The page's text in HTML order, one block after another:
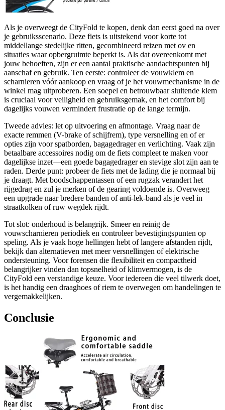
Als je overweegt de CityFold te kopen, denk dan eerst goed na over
je gebruiksscenario. Deze fiets is uitstekend voor korte tot
middellange stedelijke ritten, gecombineerd reizen met ov en
situaties waar opbergruimte beperkt is. Als dat overeenkomt met
jouw behoeften, zijn er een aantal praktische aandachtspunten bij
aanschaf en gebruik. Ten eerste: controleer de vouwklem en
scharnieren vóór aankoop en vraag of je het vouwmechanisme in de
winkel mag uitproberen. Een soepel en betrouwbaar sluitende klem
is cruciaal voor veiligheid en gebruiksgemak, en het comfort bij
dagelijks vouwen vermindert frustratie op de lange termijn.
Tweede advies: let op uitvoering en afmontage. Vraag naar de
exacte remmen (V-brake of schijfrem), type versnelling en of er
opties zijn voor spatborden, bagagedrager en verlichting. Vaak zijn
betaalbare accessoires nodig om de fiets compleet te maken voor
dagelijkse inzet—een goede bagagedrager en stevige slot zijn aan te
raden. Derde punt: probeer de fiets met de lading die je normaal bij
je draagt. Met boodschappentassen of een rugzak verandert het
rijgedrag en zul je merken of de gearing voldoende is. Overweeg
een upgrade naar bredere banden of anti-lek-band als je veel in
straatkolken of ruw wegdek rijdt.
Tot slot: onderhoud is belangrijk. Smeer en reinig de
vouwscharnieren periodiek en controleer bevestigingspunten op
speling. Als je vaak hoge hellingen hebt of langere afstanden rijdt,
bekijk dan alternatieven met meer versnellingen of elektrische
ondersteuning. Voor forensen die flexibiliteit en compactheid
belangrijker vinden dan topsnelheid of klimvermogen, is de
CityFold een verstandige keuze. Voor iedereen die veel tilwerk doet,
is het handig een draaghoes of riem te overwegen om handelingen te
vergemakkelijken.
Conclusie